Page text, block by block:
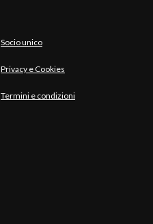
Socio unico
Privacy e Cookies
Termini e condizioni